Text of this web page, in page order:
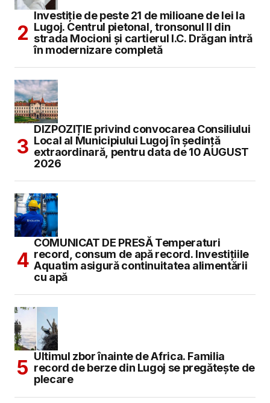
Investiție de peste 21 de milioane de lei la
Lugoj. Centrul pietonal, tronsonul II din
strada Mocioni și cartierul I.C. Drăgan intră
în modernizare completă
DIZPOZIȚIE privind convocarea Consiliului
Local al Municipiului Lugoj în şedinţă
extraordinară, pentru data de 10 AUGUST
2026
COMUNICAT DE PRESĂ Temperaturi
record, consum de apă record. Investițiile
Aquatim asigură continuitatea alimentării
cu apă
Ultimul zbor înainte de Africa. Familia
record de berze din Lugoj se pregătește de
plecare